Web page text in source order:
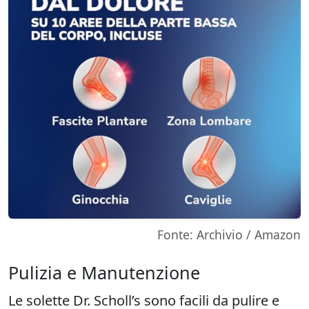
Fonte: Archivio / Amazon
Pulizia e Manutenzione
Le solette Dr. Scholl’s sono facili da pulire e